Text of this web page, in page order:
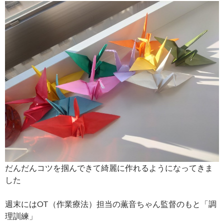
だんだんコツを掴んできて綺麗に作れるようになってきま
した
週末にはOT（作業療法）担当の薫音ちゃん監督のもと「調
理訓練」